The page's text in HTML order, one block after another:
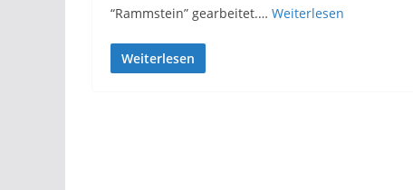
“Rammstein” gearbeitet.… Weiterlesen
Weiterlesen